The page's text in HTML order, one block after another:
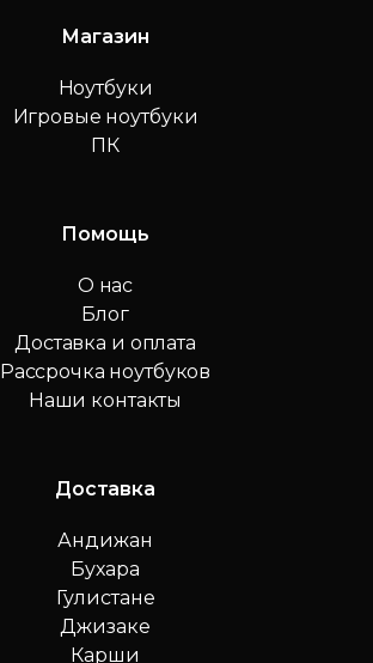
Магазин
Ноутбуки
Игровые ноутбуки
ПК
Помощь
О нас
Блог
Доставка и оплата
Рассрочка ноутбуков
Наши контакты
Доставка
Андижан
Бухара
Гулистане
Джизаке
Карши